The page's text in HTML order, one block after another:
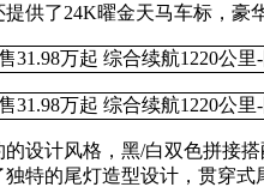
供了24K曜金天马车标，豪
设计风格，黑/白双色拼接
特的尾灯造型设计，贯穿